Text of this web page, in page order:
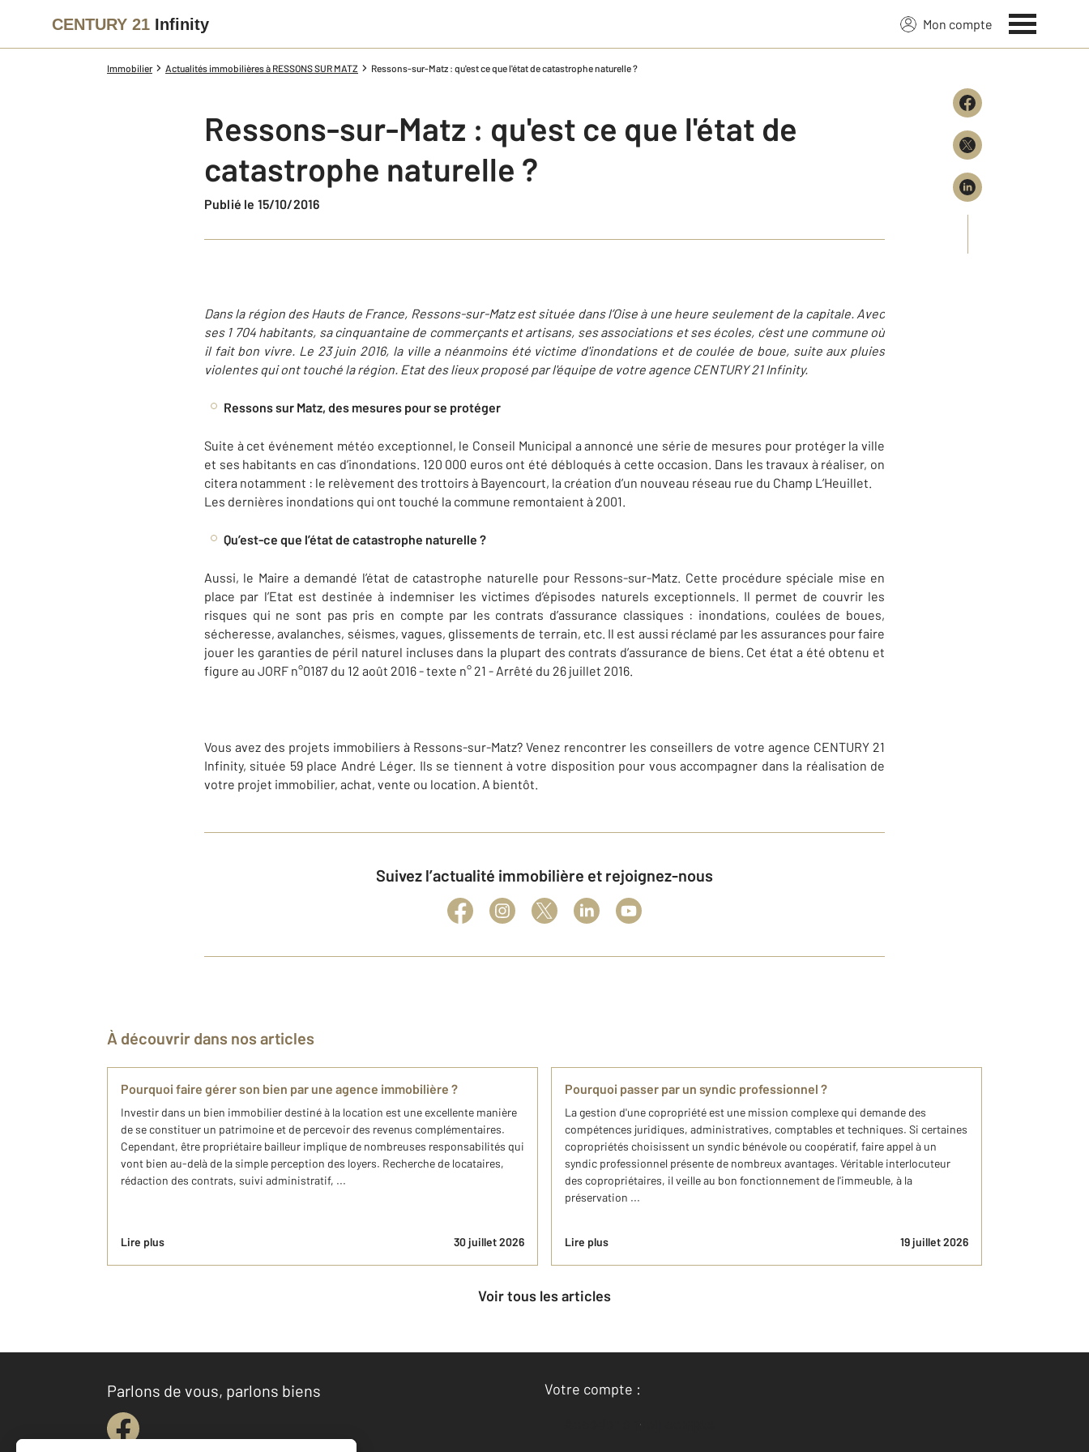
CENTURY 21 Infinity Mon compte
Immobilier Actualités immobilières à RESSONS SUR MATZ Ressons-sur-Matz : qu'est ce que l'état de catastrophe naturelle ?
Ressons-sur-Matz : qu'est ce que l'état de
catastrophe naturelle ?
Publié le 15/10/2016
Dans la région des Hauts de France, Ressons-sur-Matz est située dans l’Oise à une heure seulement de la capitale. Avec
ses 1 704 habitants, sa cinquantaine de commerçants et artisans, ses associations et ses écoles, c’est une commune où
il fait bon vivre. Le 23 juin 2016, la ville a néanmoins été victime d'inondations et de coulée de boue, suite aux pluies
violentes qui ont touché la région. Etat des lieux proposé par l'équipe de votre agence CENTURY 21 Infinity.
Ressons sur Matz, des mesures pour se protéger
Suite à cet événement météo exceptionnel, le Conseil Municipal a annoncé une série de mesures pour protéger la ville
et ses habitants en cas d’inondations. 120 000 euros ont été débloqués à cette occasion. Dans les travaux à réaliser, on
citera notamment : le relèvement des trottoirs à Bayencourt, la création d’un nouveau réseau rue du Champ L’Heuillet.
Les dernières inondations qui ont touché la commune remontaient à 2001.
Qu’est-ce que l’état de catastrophe naturelle ?
Aussi, le Maire a demandé l’état de catastrophe naturelle pour Ressons-sur-Matz. Cette procédure spéciale mise en
place par l’Etat est destinée à indemniser les victimes d’épisodes naturels exceptionnels. Il permet de couvrir les
risques qui ne sont pas pris en compte par les contrats d’assurance classiques : inondations, coulées de boues,
sécheresse, avalanches, séismes, vagues, glissements de terrain, etc. Il est aussi réclamé par les assurances pour faire
jouer les garanties de péril naturel incluses dans la plupart des contrats d’assurance de biens. Cet état a été obtenu et
figure au JORF n°0187 du 12 août 2016 - texte n° 21 - Arrêté du 26 juillet 2016.
Vous avez des projets immobiliers à Ressons-sur-Matz? Venez rencontrer les conseillers de votre agence CENTURY 21
Infinity, située 59 place André Léger. Ils se tiennent à votre disposition pour vous accompagner dans la réalisation de
votre projet immobilier, achat, vente ou location. A bientôt.
Suivez l’actualité immobilière et rejoignez-nous
À découvrir dans nos articles
Pourquoi faire gérer son bien par une agence immobilière ?
Investir dans un bien immobilier destiné à la location est une excellente manière
de se constituer un patrimoine et de percevoir des revenus complémentaires.
Cependant, être propriétaire bailleur implique de nombreuses responsabilités qui
vont bien au-delà de la simple perception des loyers. Recherche de locataires,
rédaction des contrats, suivi administratif, ...
Lire plus 30 juillet 2026
Pourquoi passer par un syndic professionnel ?
La gestion d'une copropriété est une mission complexe qui demande des
compétences juridiques, administratives, comptables et techniques. Si certaines
copropriétés choisissent un syndic bénévole ou coopératif, faire appel à un
syndic professionnel présente de nombreux avantages. Véritable interlocuteur
des copropriétaires, il veille au bon fonctionnement de l'immeuble, à la
préservation ...
Lire plus 19 juillet 2026
Voir tous les articles
Parlons de vous, parlons biens
Votre compte :
Accéder à mon compte